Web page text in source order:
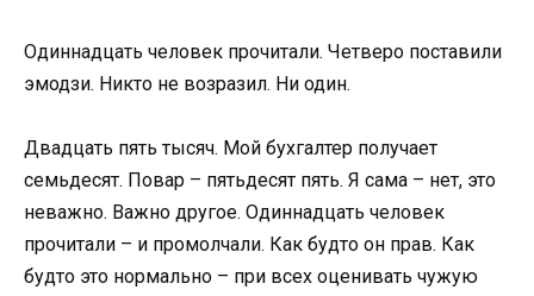
Одиннадцать человек прочитали. Четверо поставили
эмодзи. Никто не возразил. Ни один.
Двадцать пять тысяч. Мой бухгалтер получает
семьдесят. Повар – пятьдесят пять. Я сама – нет, это
неважно. Важно другое. Одиннадцать человек
прочитали – и промолчали. Как будто он прав. Как
будто это нормально – при всех оценивать чужую